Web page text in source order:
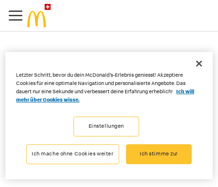
bei der Bestellung über
Order&Pay belastet?
belastet. Bitte beachte, dass die Zahlung mit TWINT etwas mehr Zeit
in Anspruch nehmen kann. Überprüf dein TWINT-Konto, bevor du ein
Letzter Schritt, bevor du dein McDonald's-Erlebnis geniesst! Akzeptiere
Cookies für eine optimale Navigation und personalisierte Angebote. Das
dauert nur eine Sekunde und verbessert deine Erfahrung erheblich!
Ich will
mehr über Cookies wisse.
Einstellungen
Ich mache ohne Cookies weiter Ich stimme zu!